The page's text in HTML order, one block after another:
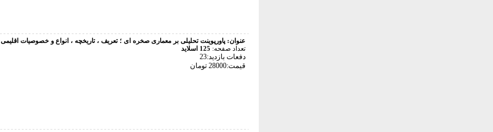
عنوان: پاورپوینت تحلیلی بر معماری صخره ای ؛ تعریف ، تاریخچه ، انواع و خصوصیات اقلیمی
تعداد صفحه: 125 اسلاید
دفعات بازدید:23
قیمت:28000 تومان